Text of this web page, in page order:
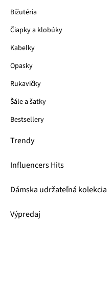
Bižutéria
Čiapky a klobúky
Kabelky
Opasky
Rukavičky
Šále a šatky
Bestsellery
Trendy
Influencers Hits
Dámska udržateľná kolekcia
Výpredaj